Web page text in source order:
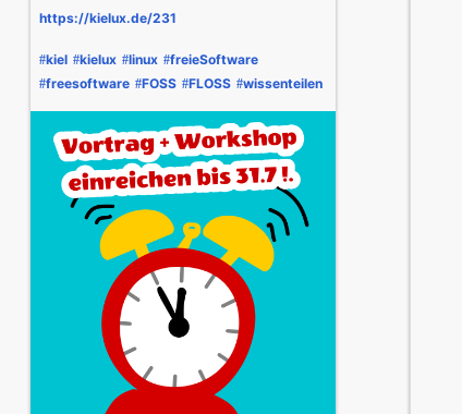
https://kielux.de/231
#kiel #kielux #linux #freieSoftware
#freesoftware #FOSS #FLOSS #wissenteilen